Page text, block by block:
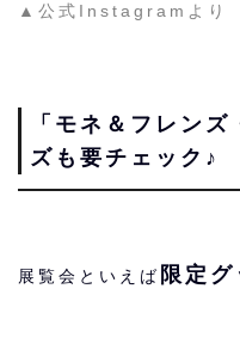
▲公式Instagramより
「モネ＆フレン
ズも要チェック♪
展覧会といえば 限定グ